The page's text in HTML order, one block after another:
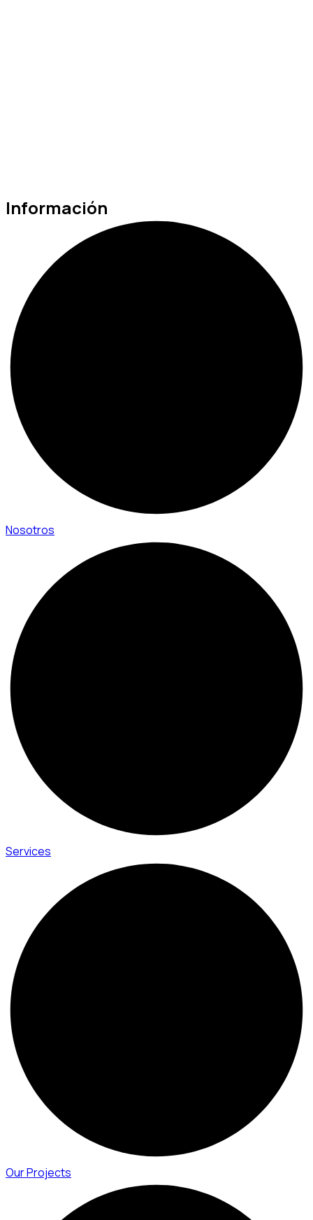
Información
Nosotros
Services
Our Projects